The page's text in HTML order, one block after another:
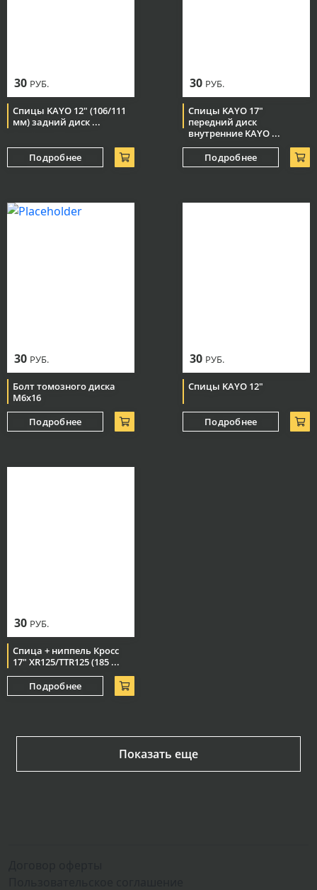
30 РУБ.
Спицы KAYO 12" (106/111
мм) задний диск ...
Подробнее
30 РУБ.
Спицы KAYO 17"
передний диск
внутренние KAYO ...
Подробнее
30 РУБ.
Болт томозного диска
М6х16
Подробнее
30 РУБ.
Спицы KAYO 12"
Подробнее
30 РУБ.
Спица + ниппель Кросс
17" XR125/TTR125 (185 ...
Подробнее
Показать еще